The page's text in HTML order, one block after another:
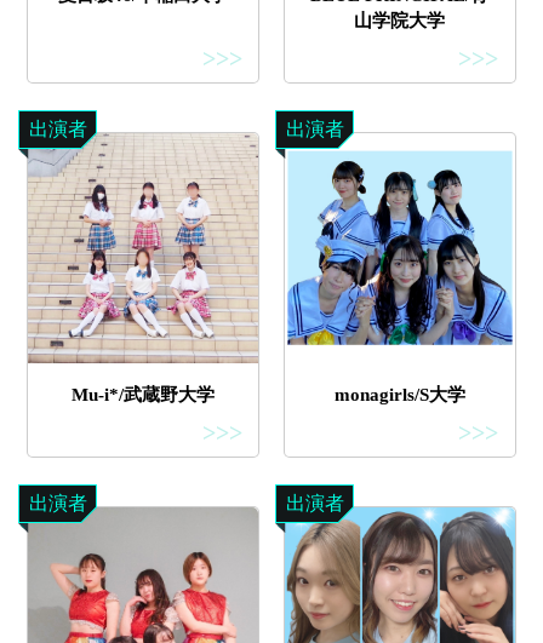
>>>
山学院大学
>>>
出演者
Mu-i*/武蔵野大学
>>>
出演者
monagirls/S大学
>>>
出演者 出演者